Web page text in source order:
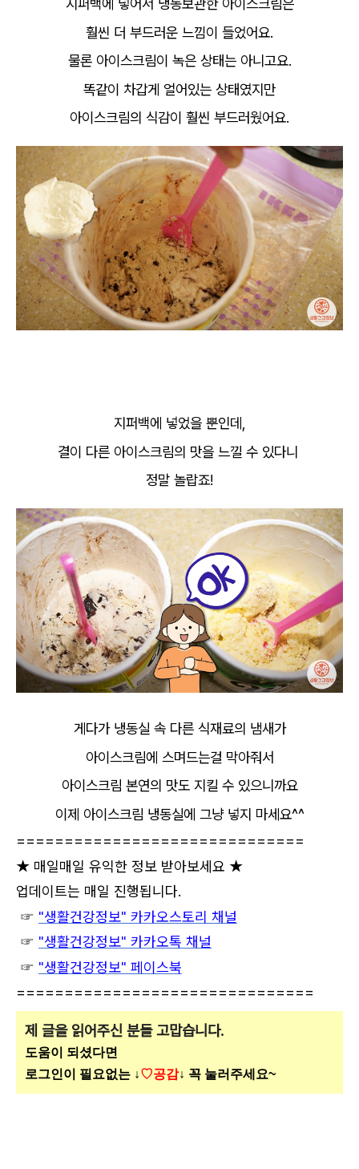
지퍼백에 넣어서 냉동보관한 아이스크림은
훨씬 더 부드러운 느낌이 들었어요.
물론 아이스크림이 녹은 상태는 아니고요.
똑같이 차갑게 얼어있는 상태였지만
아이스크림의 식감이 훨씬 부드러웠어요.
지퍼백에 넣었을 뿐인데,
결이 다른 아이스크림의 맛을 느낄 수 있다니
정말 놀랍죠!
게다가 냉동실 속 다른 식재료의 냄새가
아이스크림에 스며드는걸 막아줘서
아이스크림 본연의 맛도 지킬 수 있으니까요
이제 아이스크림 냉동실에 그냥 넣지 마세요^^
==============================
★ 매일매일 유익한 정보 받아보세요 ★
업데이트는 매일 진행됩니다.
☞ "생활건강정보" 카카오스토리 채널
☞ "생활건강정보" 카카오톡 채널
☞ "생활건강정보" 페이스북
===============================
제 글을 읽어주신 분들 고맙습니다.
도움이 되셨다면
로그인이 필요없는 ↓♡공감↓ 꼭 눌러주세요~